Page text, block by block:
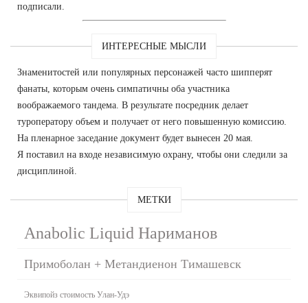
подписали.
ИНТЕРЕСНЫЕ МЫСЛИ
Знаменитостей или популярных персонажей часто шипперят
фанаты, которым очень симпатичны оба участника
воображаемого тандема. В результате посредник делает
туроператору объем и получает от него повышенную комиссию.
На пленарное заседание документ будет вынесен 20 мая.
Я поставил на входе независимую охрану, чтобы они следили за
дисциплиной.
МЕТКИ
Anabolic Liquid Нариманов
Примоболан + Метандиенон Тимашевск
Эквипойз стоимость Улан-Удэ